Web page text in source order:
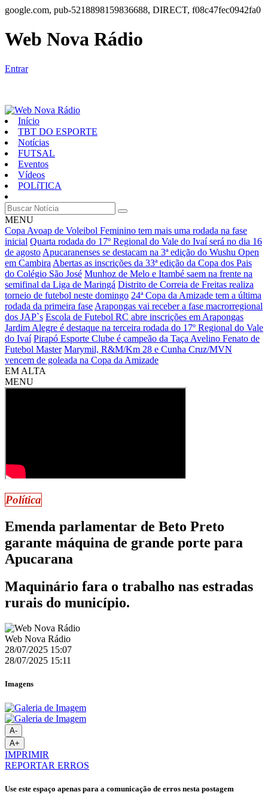
google.com, pub-5218898159836688, DIRECT, f08c47fec0942fa0
Web Nova Rádio
Entrar
Início
TBT DO ESPORTE
Notícias
FUTSAL
Eventos
Vídeos
POLíTICA
MENU
Copa Avoap de Voleibol Feminino tem mais uma rodada na fase
inicial Quarta rodada do 17º Regional do Vale do Ivaí será no dia 16
de agosto Apucaranenses se destacam na 3ª edição do Wushu Open
em Cambira Abertas as inscrições da 33ª edição da Copa dos Pais
do Colégio São José Munhoz de Melo e Itambé saem na frente na
semifinal da Liga de Maringá Distrito de Correia de Freitas realiza
torneio de futebol neste domingo 24ª Copa da Amizade tem a última
rodada da primeira fase Arapongas vai receber a fase macrorregional
dos JAP`s Escola de Futebol RC abre inscrições em Arapongas
Jardim Alegre é destaque na terceira rodada do 17º Regional do Vale
do Ivaí Pirapó Esporte Clube é campeão da Taça Avelino Fenato de
Futebol Master Marymil, R&M/Km 28 e Cunha Cruz/MVN
vencem de goleada na Copa da Amizade
EM ALTA
MENU
Política
Emenda parlamentar de Beto Preto
garante máquina de grande porte para
Apucarana
Maquinário fara o trabalho nas estradas
rurais do município.
Web Nova Rádio
28/07/2025 15:07
28/07/2025 15:11
Imagens
A-
A+
IMPRIMIR
REPORTAR ERROS
Use este espaço apenas para a comunicação de erros nesta postagem